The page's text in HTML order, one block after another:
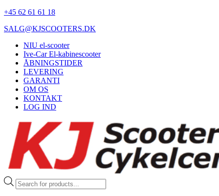
+45 62 61 61 18
SALG@KJSCOOTERS.DK
NIU el-scooter
Ive-Car El-kabinescooter
ÅBNINGSTIDER
LEVERING
GARANTI
OM OS
KONTAKT
LOG IND
Products
search